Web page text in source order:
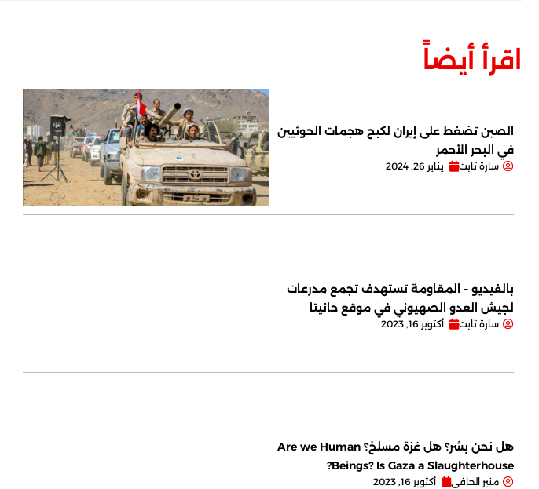
اقرأ أيضاً
الصين تضغط على إيران لكبح هجمات الحوثيين
في البحر الأحمر
سارة تابت يناير 26, 2024
بالفيديو – المقاومة تستهدف تجمع مدرعات
لجيش العدو الصهيوني في موقع حانيتا
سارة تابت أكتوبر 16, 2023
هل نحن بشر؟ هل غزة مسلخ؟ Are we Human
Beings? Is Gaza a Slaughterhouse?
منير الحافي أكتوبر 16, 2023